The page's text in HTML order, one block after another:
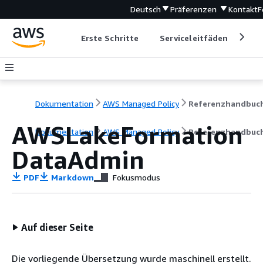
Deutsch Präferenzen Kontakt
Erste Schritte Serviceleitfäden
Dokumentation AWS Managed Policy
Dokumentation AWS Managed Policy
AWSLakeFormation
DataAdmin
PDF Markdown Fokusmodus
Auf dieser Seite
Die vorliegende Übersetzung wurde maschinell erstellt.